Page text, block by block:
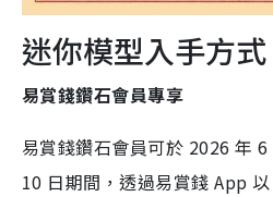
迷你模型入手方式
易賞錢鑽石會員專享
易賞錢鑽石會員可於 2026 年
10 日期間，透過易賞錢 App